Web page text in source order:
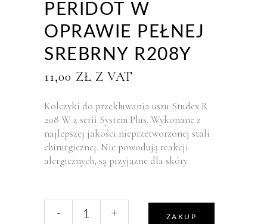
PERIDOT W
OPRAWIE PEŁNEJ
SREBRNY R208Y
11,00 ZŁ Z VAT
Kolczyki do przekłuwania uszu Studex R
208 W z serii System Plus. Wykonane z
najlepszej jakości nieprzetworzonej stali
chirurgicznej. Nie powodują reakcji
alergicznych, są przyjazne dla skóry.
- + ZAKUP